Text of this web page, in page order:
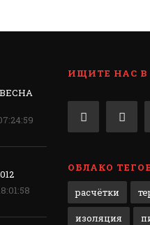
ИЩИТЕ НАС В
ОБЛАКО
расчётки
изоляция